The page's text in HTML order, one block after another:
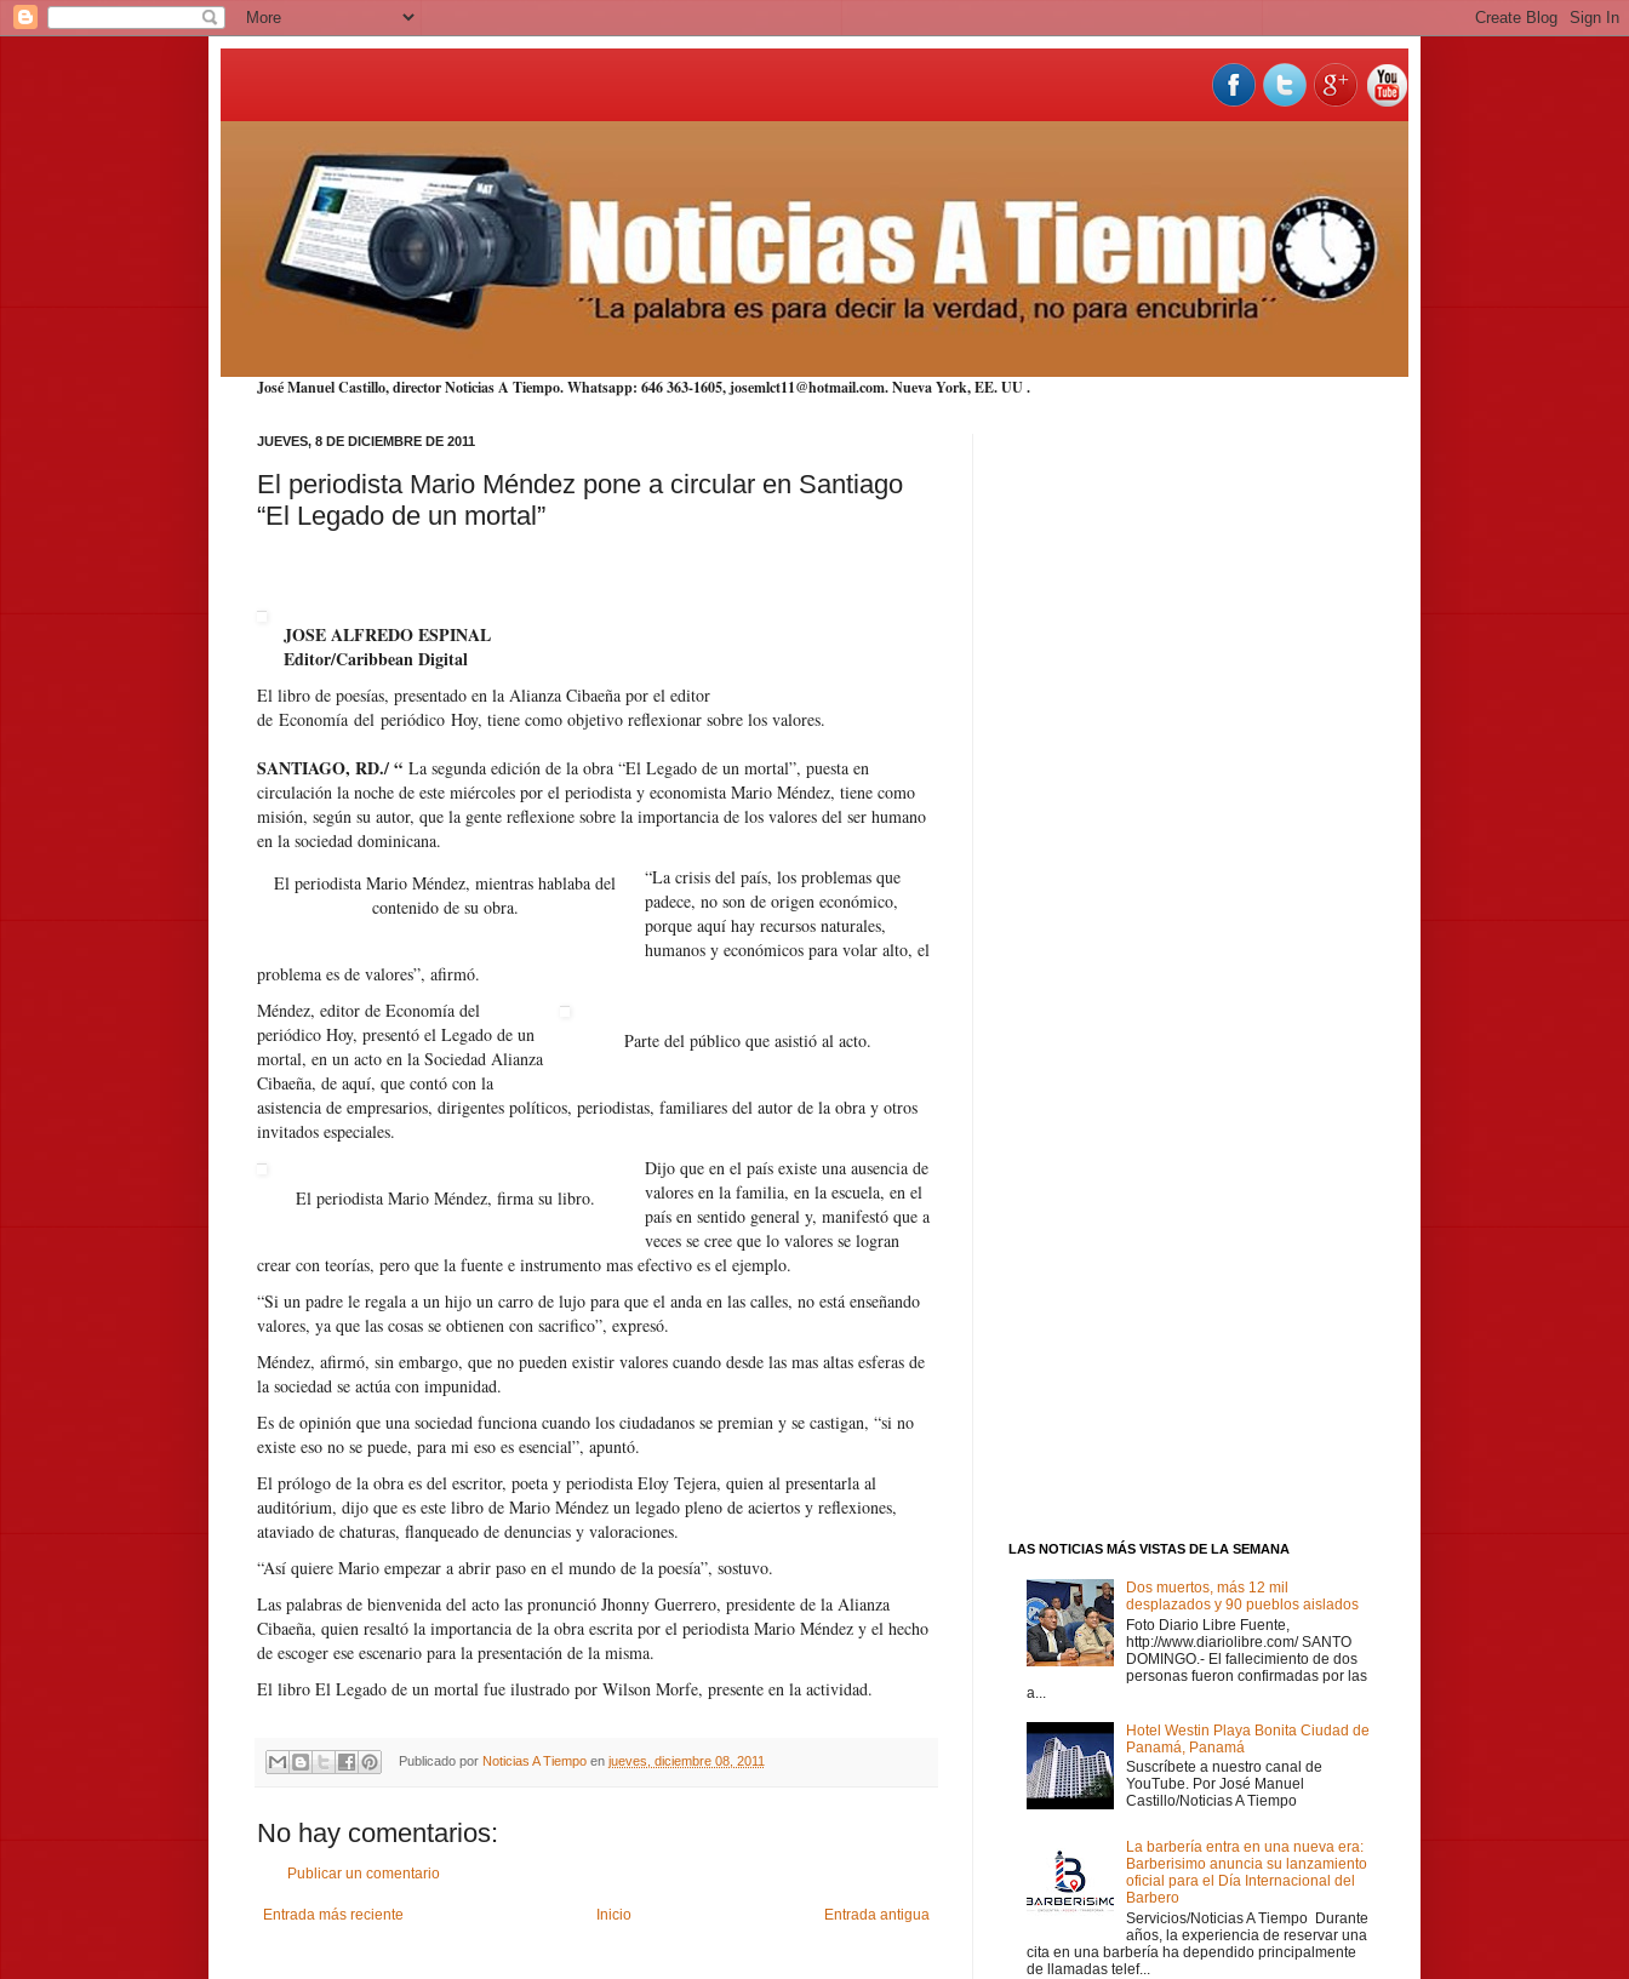
José Manuel Castillo, director Noticias A Tiempo. Whatsapp: 646 363-1605, josemlct11@hotmail.com. Nueva York,EE. UU.
JUEVES, 8 DE DICIEMBRE DE 2011
El periodista Mario Méndez pone a circular en Santiago
“El Legado de un mortal”
JOSE ALFREDO ESPINAL
Editor/Caribbean Digital
El libro de poesías, presentado en la Alianza Cibaeña por el editor
de Economía del periódico Hoy, tiene como objetivo reflexionar sobre los valores.
SANTIAGO, RD./ “ La segunda edición de la obra “El Legado de un mortal”, puesta en
circulación la noche de este miércoles por el periodista y economista Mario Méndez, tiene como
misión, según su autor, que la gente reflexione sobre la importancia de los valores del ser humano
en la sociedad dominicana.
El periodista Mario Méndez, mientras hablaba del
contenido de su obra.
“La crisis del país, los problemas que
padece, no son de origen económico,
porque aquí hay recursos naturales,
humanos y económicos para volar alto, el
problema es de valores”, afirmó.
Parte del público que asistió al acto.
Méndez, editor de Economía del
periódico Hoy, presentó el Legado de un
mortal, en un acto en la Sociedad Alianza
Cibaeña, de aquí, que contó con la
asistencia de empresarios, dirigentes políticos, periodistas, familiares del autor de la obra y otros
invitados especiales.
El periodista Mario Méndez, firma su libro.
Dijo que en el país existe una ausencia de
valores en la familia, en la escuela, en el
país en sentido general y, manifestó que a
veces se cree que lo valores se logran
crear con teorías, pero que la fuente e instrumento mas efectivo es el ejemplo.
“Si un padre le regala a un hijo un carro de lujo para que el anda en las calles, no está enseñando
valores, ya que las cosas se obtienen con sacrifico”, expresó.
Méndez, afirmó, sin embargo, que no pueden existir valores cuando desde las mas altas esferas de
la sociedad se actúa con impunidad.
Es de opinión que una sociedad funciona cuando los ciudadanos se premian y se castigan, “si no
existe eso no se puede, para mi eso es esencial”, apuntó.
El prólogo de la obra es del escritor, poeta y periodista Eloy Tejera, quien al presentarla al
auditórium, dijo que es este libro de Mario Méndez un legado pleno de aciertos y reflexiones,
ataviado de chaturas, flanqueado de denuncias y valoraciones.
“Así quiere Mario empezar a abrir paso en el mundo de la poesía”, sostuvo.
Las palabras de bienvenida del acto las pronunció Jhonny Guerrero, presidente de la Alianza
Cibaeña, quien resaltó la importancia de la obra escrita por el periodista Mario Méndez y el hecho
de escoger ese escenario para la presentación de la misma.
El libro El Legado de un mortal fue ilustrado por Wilson Morfe, presente en la actividad.
Publicado por Noticias A Tiempo en jueves, diciembre 08, 2011
No hay comentarios:
Publicar un comentario
Entrada más reciente Entrada antigua
Inicio
LAS NOTICIAS MÁS VISTAS DE LA SEMANA
Dos muertos, más 12 mil
desplazados y 90 pueblos aislados
Foto Diario Libre Fuente,
http://www.diariolibre.com/ SANTO
DOMINGO.- El fallecimiento de dos
personas fueron confirmadas por las
a...
Hotel Westin Playa Bonita Ciudad de
Panamá, Panamá
Suscríbete a nuestro canal de
YouTube. Por José Manuel
Castillo/Noticias A Tiempo
La barbería entra en una nueva era:
Barberisimo anuncia su lanzamiento
oficial para el Día Internacional del
Barbero
Servicios/Noticias A Tiempo Durante
años, la experiencia de reservar una
cita en una barbería ha dependido principalmente
de llamadas telef...